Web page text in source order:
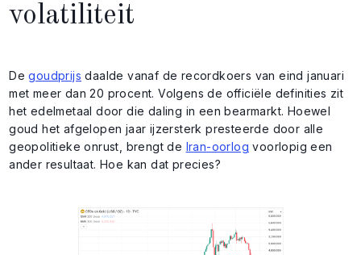
volatiliteit
Degoudprijs daalde vanaf de recordkoers van eind januari
met meer dan 20 procent. Volgens de officiële definities zit
het edelmetaal door die daling in een bearmarkt. Hoewel
goud het afgelopen jaar ijzersterk presteerde door alle
geopolitieke onrust, brengt de Iran-oorlog voorlopig een
ander resultaat. Hoe kan dat precies?